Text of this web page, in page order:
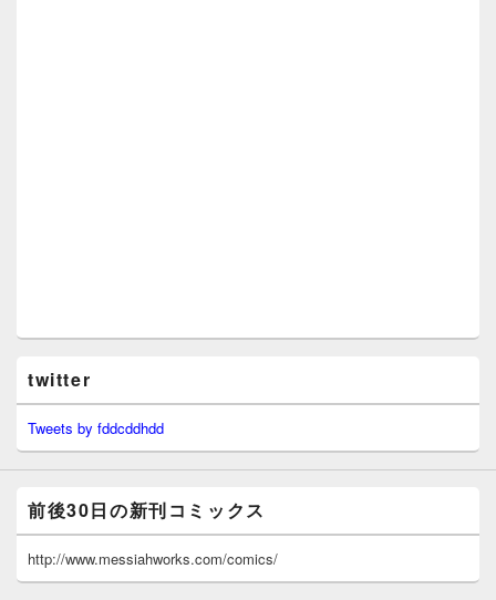
twitter
Tweets by fddcddhdd
前後30日の新刊コミックス
http://www.messiahworks.com/comics/